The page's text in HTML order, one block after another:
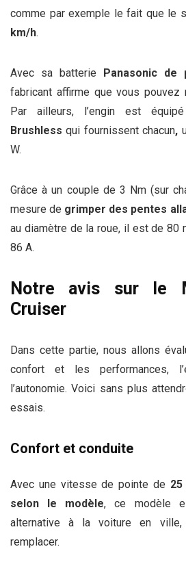
comme par exemple le fait que le
km/h.
Avec sa batterie Panasonic de
fabricant affirme que vous
Par ailleurs, l’engin est
Brushlessqui fournissent chacun,
W.
Grâce à un couple de 3 Nm (sur
mesure de grimper des pentes
au diamètre de la roue, il est de 80
86 A.
Notre avis sur le
Cruiser
Dans cette partie, nous allons
confort et les performances,
l’autonomie. Voici sans plus
essais.
Confort et conduite
Avec une vitesse de pointe de
selon le modèle, ce modèle
alternative à la voiture en
remplacer.